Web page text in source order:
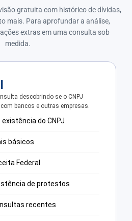
gratuita com histórico de dívidas,
mais. Para aprofundar a análise,
extras em uma consulta sob
medida.
descobrindo se o CNPJ
bancos e outras empresas.
do CNPJ
básicos
Federal
de protestos
recentes